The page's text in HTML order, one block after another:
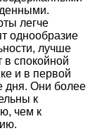
легче
однообразие
лучше
в спокойной
и в первой
дня. Они более
к
чем к